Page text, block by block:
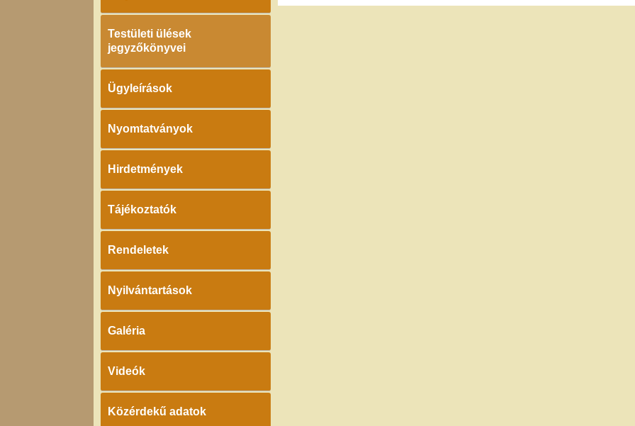
Testületi ülések
jegyzőkönyvei
Ügyleírások
Nyomtatványok
Hirdetmények
Tájékoztatók
Rendeletek
Nyilvántartások
Galéria
Videók
Közérdekű adatok